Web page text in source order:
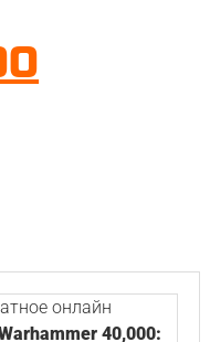
онлайн
40,000: